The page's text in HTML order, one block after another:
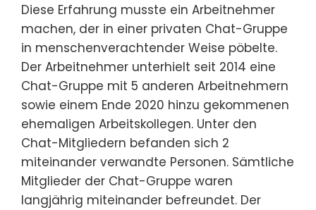
Diese Erfahrung musste ein Arbeitnehmer
machen, der in einer privaten Chat-Gruppe
in menschenverachtender Weise pöbelte.
Der Arbeitnehmer unterhielt seit 2014 eine
Chat-Gruppe mit 5 anderen Arbeitnehmern
sowie einem Ende 2020 hinzu gekommenen
ehemaligen Arbeitskollegen. Unter den
Chat-Mitgliedern befanden sich 2
miteinander verwandte Personen. Sämtliche
Mitglieder der Chat-Gruppe waren
langjährig miteinander befreundet. Der